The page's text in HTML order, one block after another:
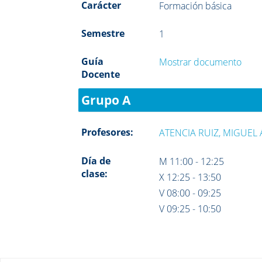
Carácter Formación básica
Semestre 1
Guía
Docente
Mostrar documento
Grupo A
Profesores: ATENCIA RUIZ, MIGUEL
Día de
clase:
M 11:00 - 12:25
X 12:25 - 13:50
V 08:00 - 09:25
V 09:25 - 10:50